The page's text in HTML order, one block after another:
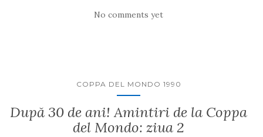
No comments yet
COPPA DEL MONDO 1990
După 30 de ani! Amintiri de la Coppa
del Mondo: ziua 2